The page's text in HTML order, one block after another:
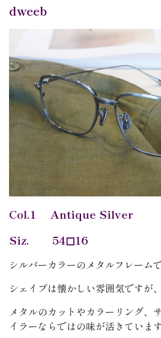
dweeb
Col.1 Antique Silver
Siz. 54◻︎16
シルバーカラーのメタルフレームで
シェイプは懐かしい雰囲気ですが、
メタルのカットやカラーリング、
イラーならではの味が活きています